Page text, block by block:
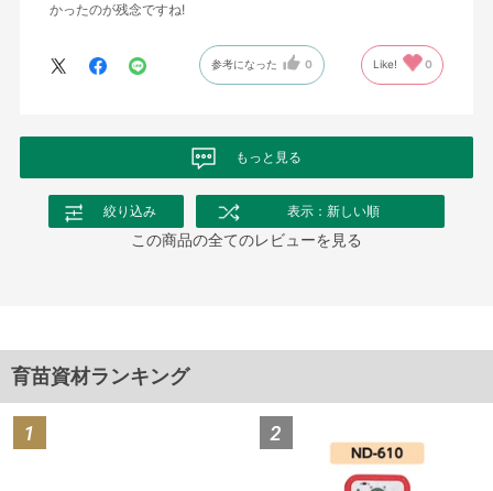
かったのが残念ですね!
参考になった 0 Like! 0
もっと見る
絞り込み 表示：新しい順
この商品の全てのレビューを見る
育苗資材ランキング